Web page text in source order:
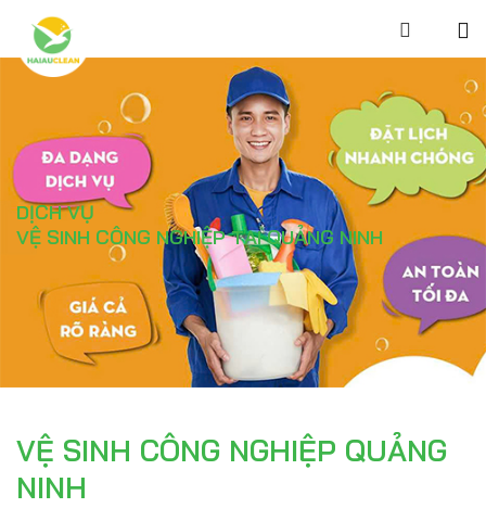
DỊCH VỤ
VỆ SINH CÔNG NGHIỆP TẠI QUẢNG NINH
VỆ SINH CÔNG NGHIỆP QUẢNG
NINH